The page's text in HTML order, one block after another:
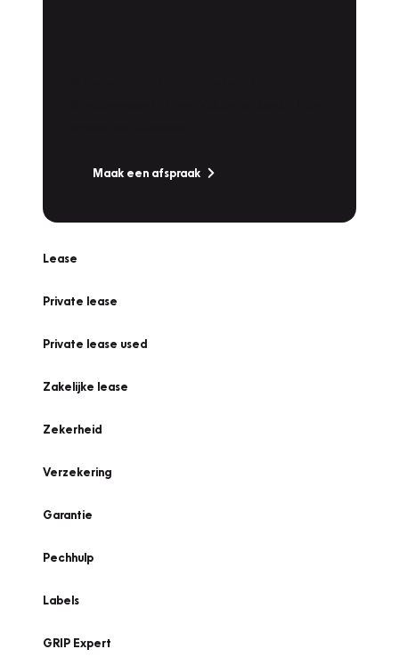
Maak een afspraak
Lease
Private lease
Private lease used
Zakelijke lease
Zekerheid
Verzekering
Garantie
Pechhulp
Labels
GRIP Expert